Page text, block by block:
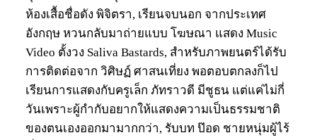
ห้องเสื้อชื่อดัง พิจิตรา, เรียนจบนอก จากประเทศ
อังกฤษ หวนกลับมาถ่ายแบบ โฆษณา แสดง Music
Video ตั้งวง Saliva Bastards, สำหรับภาพยนตร์ได้รับ
การติดต่อจาก วิศิษฏ์ ศาสนเที่ยง พอตอบตกลงก็ไป
เรียนการแสดงกับครูเล็ก ภัทราวดี มีชูธน แต่แค่ไม่กี่
วันเพราะผู้กำกับอยากให้แสดงความเป็นธรรมชาติ
ของตนเองออกมามากกว่า, รับบท ป๊อด ชายหนุ่มผู้ไร้